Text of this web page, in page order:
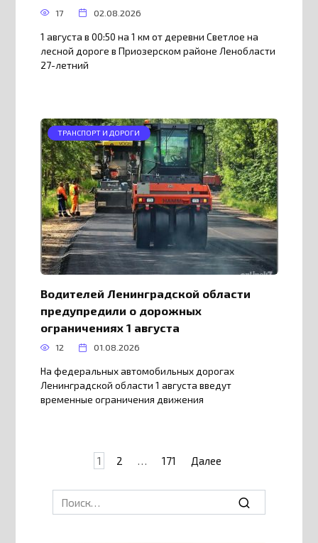
17 02.08.2026
1 августа в 00:50 на 1 км от деревни Светлое на
лесной дороге в Приозерском районе Ленобласти
27-летний
ТРАНСПОРТ И ДОРОГИ
Водителей Ленинградской области
предупредили о дорожных
ограничениях 1 августа
12 01.08.2026
На федеральных автомобильных дорогах
Ленинградской области 1 августа введут
временные ограничения движения
1 2 … 171 Далее
Search
for: